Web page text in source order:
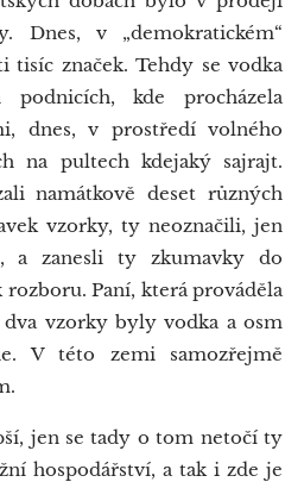
Dnes, v „demokratickém“
tisíc značek. Tehdy se vodka
podnicích, kde procházela
dnes, v prostředí volného
na pultech kdejaký sajrajt.
namátkově deset různých
vzorky, ty neoznačili, jen
a zanesli ty zkumavky do
Paní, která prováděla
dva vzorky byly vodka a osm
V této zemi samozřejmě
jen se tady o tom netočí ty
hospodářství, a tak i zde je